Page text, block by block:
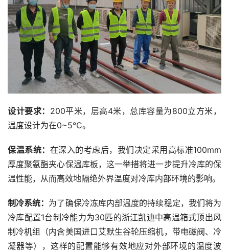
设计要求： 200平米，层高4米，总库容量为800立方米，
温度设计为在0~5℃。
保温系统： 在深入的考虑后，我们决定采用高标准100mm
厚度聚氨酯夹心保温库板，这一举措将进一步提升冷库的保
温性能，从而高效地隔绝外界温度对冷库内部环境的影响。
制冷系统： 为了确保冷冻库内部温度的持续稳定，我们将为
冷库配置1台制冷能力为30匹的浙江凯迪中高温箱式顶出风
制冷机组（内含美国进口艾默生谷轮压缩机，带电磁阀、冷
凝器等），这样的配置能够有效地应对外部环境的温度波